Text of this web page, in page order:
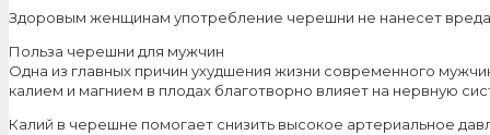
Здоровым женщинам употребление черешни не нанесет
Польза черешни для мужчин
Одна из главных причин ухудшения жизни современного
калием и магнием в плодах благотворно влияет на нервную
Калий в черешне помогает снизить высокое артериальное